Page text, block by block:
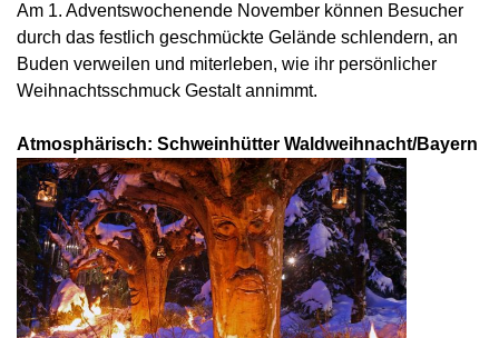
Am 1. Adventswochenende November können Besucher
durch das festlich geschmückte Gelände schlendern, an
Buden verweilen und miterleben, wie ihr persönlicher
Weihnachtsschmuck Gestalt annimmt.
Atmosphärisch: Schweinhütter Waldweihnacht/Bayern